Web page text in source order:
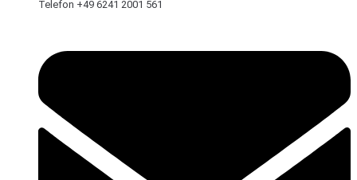
Telefon +49 6241 2001 561